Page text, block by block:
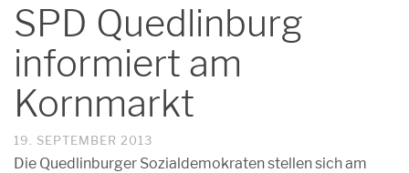
SPD Quedlinburg
informiert am
Kornmarkt
19. SEPTEMBER 2013
Die Quedlinburger Sozialdemokraten stellen sich am